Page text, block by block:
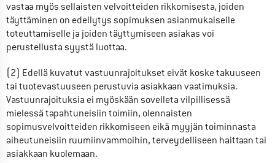
vastaa myös sellaisten velvoitteiden rikkomisesta, joiden
täyttäminen on edellytys sopimuksen asianmukaiselle
toteuttamiselle ja joiden täyttymiseen asiakas voi
perustellusta syystä luottaa.
(2) Edellä kuvatut vastuunrajoitukset eivät koske takuuseen
tai tuotevastuuseen perustuvia asiakkaan vaatimuksia.
Vastuunrajoituksia ei myöskään sovelleta vilpillisessä
mielessä tapahtuneisiin toimiin, olennaisten
sopimusvelvoitteiden rikkomiseen eikä myyjän toiminnasta
aiheutuneisiin ruumiinvammoihin, terveydelliseen haittaan tai
asiakkaan kuolemaan.